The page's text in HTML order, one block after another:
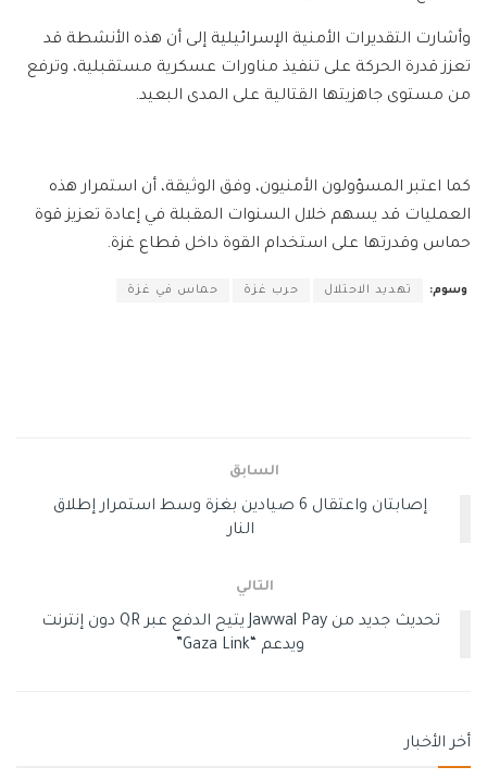
وأشارت التقديرات الأمنية الإسرائيلية إلى أن هذه الأنشطة قد
تعزز قدرة الحركة على تنفيذ مناورات عسكرية مستقبلية، وترفع
من مستوى جاهزيتها القتالية على المدى البعيد.
كما اعتبر المسؤولون الأمنيون، وفق الوثيقة، أن استمرار هذه
العمليات قد يسهم خلال السنوات المقبلة في إعادة تعزيز قوة
حماس وقدرتها على استخدام القوة داخل قطاع غزة.
وسوم: تهديد الاحتلال حرب غزة حماس في غزة
السابق
إصابتان واعتقال 6 صيادين بغزة وسط استمرار إطلاق
النار
التالي
تحديث جديد من Jawwal Pay يتيح الدفع عبر QR دون إنترنت
ويدعم “Gaza Link”
أخر الأخبار